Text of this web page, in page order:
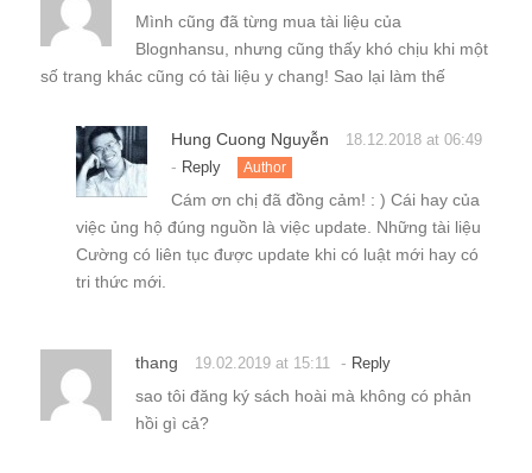
Mình cũng đã từng mua tài liệu của
Blognhansu, nhưng cũng thấy khó chịu khi một
số trang khác cũng có tài liệu y chang! Sao lại làm thế
Hung Cuong Nguyễn 18.12.2018 at 06:49
- Reply Author
Cám ơn chị đã đồng cảm! : ) Cái hay của
việc ủng hộ đúng nguồn là việc update. Những tài liệu
Cường có liên tục được update khi có luật mới hay có
tri thức mới.
thang 19.02.2019 at 15:11 - Reply
sao tôi đăng ký sách hoài mà không có phản
hồi gì cả?